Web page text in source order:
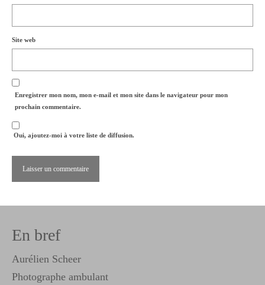
Site web
Enregistrer mon nom, mon e-mail et mon site dans le navigateur pour mon
prochain commentaire.
Oui, ajoutez-moi à votre liste de diffusion.
En bref
Aurélien Scheer
Photographe ambulant